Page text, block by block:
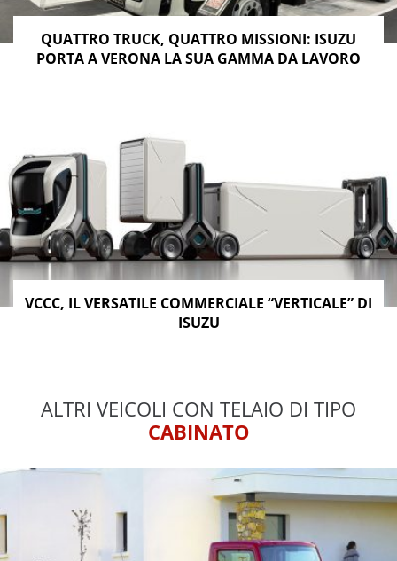
QUATTRO TRUCK, QUATTRO MISSIONI: ISUZU
PORTA A VERONA LA SUA GAMMA DA LAVORO
VCCC, IL VERSATILE COMMERCIALE “VERTICALE” DI
ISUZU
ALTRI VEICOLI CON TELAIO DI TIPO
CABINATO